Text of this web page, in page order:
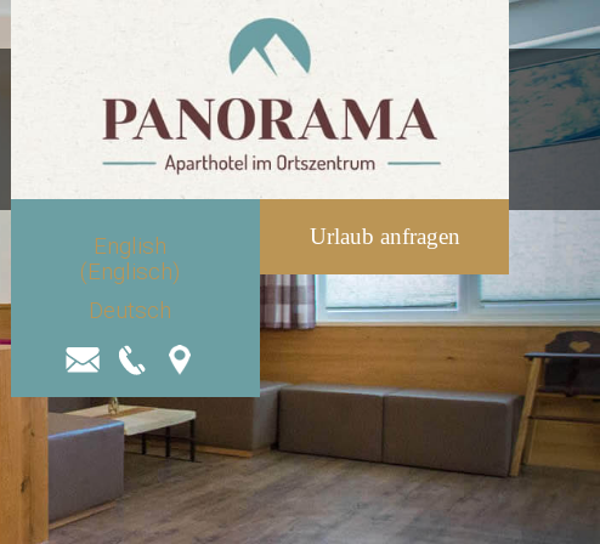
English
(Englisch)
Deutsch
Urlaub anfragen